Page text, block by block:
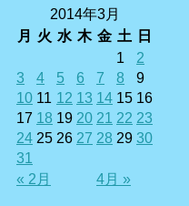
2014年3月
月
火 水 木 金 土 日
« 2月 4月 »
1
2
3
4 5 6 7 8
9
10 11 12 13 14 15 16
17 18 19 20 21 22 23
24 25 26 27 28 29 30
31